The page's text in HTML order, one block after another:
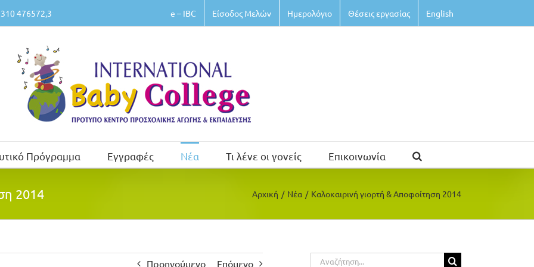
476572,3 e – IBC Είσοδος Μελών Ημερολόγιο Θέσεις εργασίας English
Πρόγραμμα Εγγραφές Νέα Τι λένε οι γονείς Επικοινωνία
2014 Αρχική / Νέα / Καλοκαιρινή γιορτή & Αποφοίτηση 2014
Προηγούμενο Επόμενο
Αναζήτηση